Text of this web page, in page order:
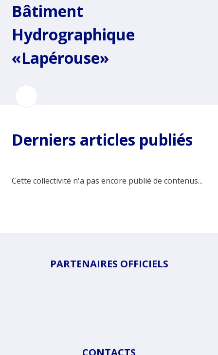
Bâtiment
Hydrographique
«Lapérouse»
Derniers articles publiés
Cette collectivité n'a pas encore publié de contenus...
PARTENAIRES OFFICIELS
CONTACTS